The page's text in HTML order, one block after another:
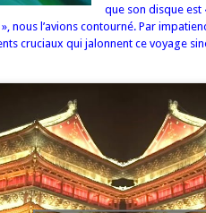
que son disque est
», nous l’avions contourné. Par
cruciaux qui jalonnent ce voyage